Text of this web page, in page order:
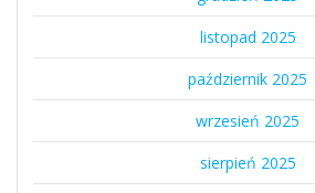
listopad 2025
październik 2025
wrzesień 2025
sierpień 2025